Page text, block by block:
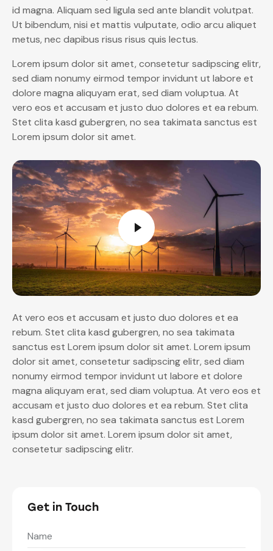
id magna. Aliquam sed ligula sed ante blandit volutpat.
Ut bibendum, nisi et mattis vulputate, odio arcu aliquet
metus, nec dapibus risus risus quis lectus.
Lorem ipsum dolor sit amet, consetetur sadipscing elitr,
sed diam nonumy eirmod tempor invidunt ut labore et
dolore magna aliquyam erat, sed diam voluptua. At
vero eos et accusam et justo duo dolores et ea rebum.
Stet clita kasd gubergren, no sea takimata sanctus est
Lorem ipsum dolor sit amet.
At vero eos et accusam et justo duo dolores et ea
rebum. Stet clita kasd gubergren, no sea takimata
sanctus est Lorem ipsum dolor sit amet. Lorem ipsum
dolor sit amet, consetetur sadipscing elitr, sed diam
nonumy eirmod tempor invidunt ut labore et dolore
magna aliquyam erat, sed diam voluptua. At vero eos et
accusam et justo duo dolores et ea rebum. Stet clita
kasd gubergren, no sea takimata sanctus est Lorem
ipsum dolor sit amet. Lorem ipsum dolor sit amet,
consetetur sadipscing elitr.
Get in Touch